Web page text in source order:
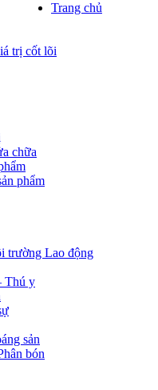
Trang chủ
trị cốt lõi
chữa
phẩm
trường Lao động
Thú y
sản
bón